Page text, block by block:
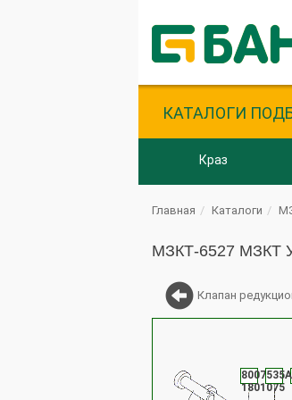
КАТАЛОГИ
Краз
Главная Каталоги
МЗКТ-6527 МЗКТ
Клапан
8007-
1801075